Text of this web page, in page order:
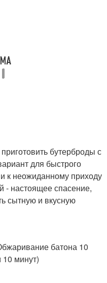
бутерброды с
для быстрого
к неожиданному приходу
- настоящее спасение,
сытную и вкусную
батона 10
10 минут)